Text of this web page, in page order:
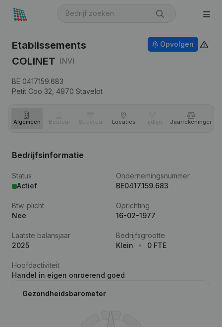
Etablissements
COLINET (NV)
BE 0417.159.683
Petit Coo 32, 4970 Stavelot
Opvolgen
Algemeen Bestuur Structuur Locaties Tijdlijn Jaar­rekeningen
Bedrijfsinformatie
Status
Actief
Ondernemingsnummer
BE0417.159.683
Btw-plicht
Nee
Oprichting
16-02-1977
Laatste balansjaar
2025
Bedrijfsgrootte
Klein
0 FTE
Hoofdactiviteit
Handel in eigen onroerend goed
Gezondheidsbarometer